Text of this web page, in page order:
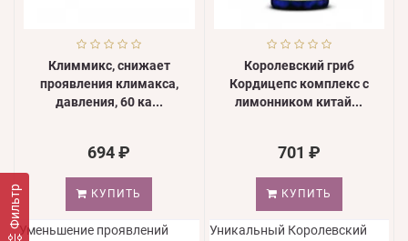
Фильтр
Климмикс, снижает
проявления климакса,
давления, 60 ка...
694 ₽
КУПИТЬ
Уменьшение проявлений
Королевский гриб
Кордицепс комплекс с
лимонником китай...
701 ₽
КУПИТЬ
Уникальный Королевский